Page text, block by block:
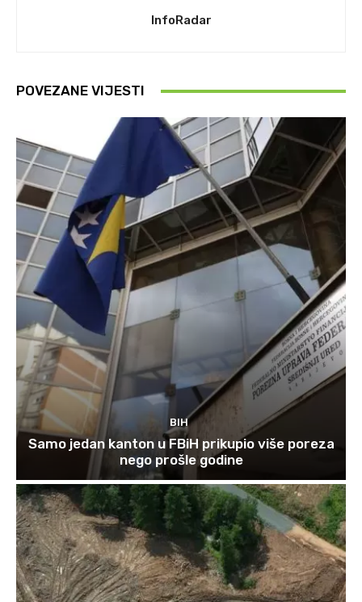
InfoRadar
POVEZANE VIJESTI
BIH
Samo jedan kanton u FBiH prikupio više poreza
nego prošle godine